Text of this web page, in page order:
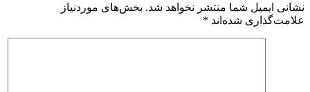
نشانی ایمیل شما منتشر نخواهد شد. بخش‌های موردنیاز
علامت‌گذاری شده‌اند *